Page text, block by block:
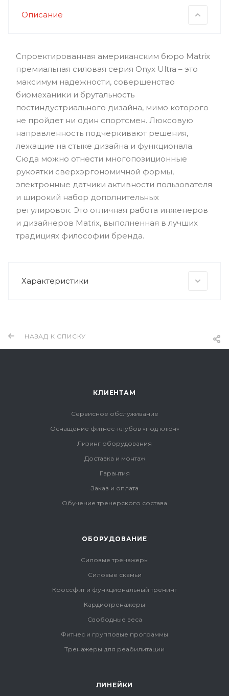
Описание
Спроектированная американским бюро Matrix
премиальная силовая серия Onyx Ultra – это
максимум надежности, совершенство
биомеханики и брутальность
постиндустриального дизайна, мимо которого
не пройдет ни один спортсмен. Люксовую
направленность подчеркивают решения,
лежащие на стыке дизайна и функционала.
Сюда можно отнести многопозиционные
рукоятки сверхэргономичной формы,
электронные датчики активности пользователя
и широкий набор дополнительных
регулировок. Это отличная работа инженеров
и дизайнеров Matrix, выполненная в лучших
традициях философии бренда.
Характеристики
НАЗАД К СПИСКУ
КЛИЕНТАМ
Сервисное обслуживание
Оснащение фитнес-клубов «под ключ»
Лизинг оборудования
Доставка и монтаж
Гарантия
Заказ и оплата
Обучение тренерского состава
ОБОРУДОВАНИЕ
Силовые тренажеры
Силовые скамьи
Кроссфит и функциональный тренинг
Кардиотренажеры
Свободные веса
Фитнес и групповые программы
Тренажеры для реабилитации
ЛИНЕЙКИ